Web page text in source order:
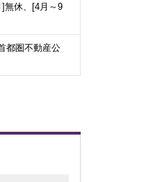
無休、[4月～9
都圏不動産公